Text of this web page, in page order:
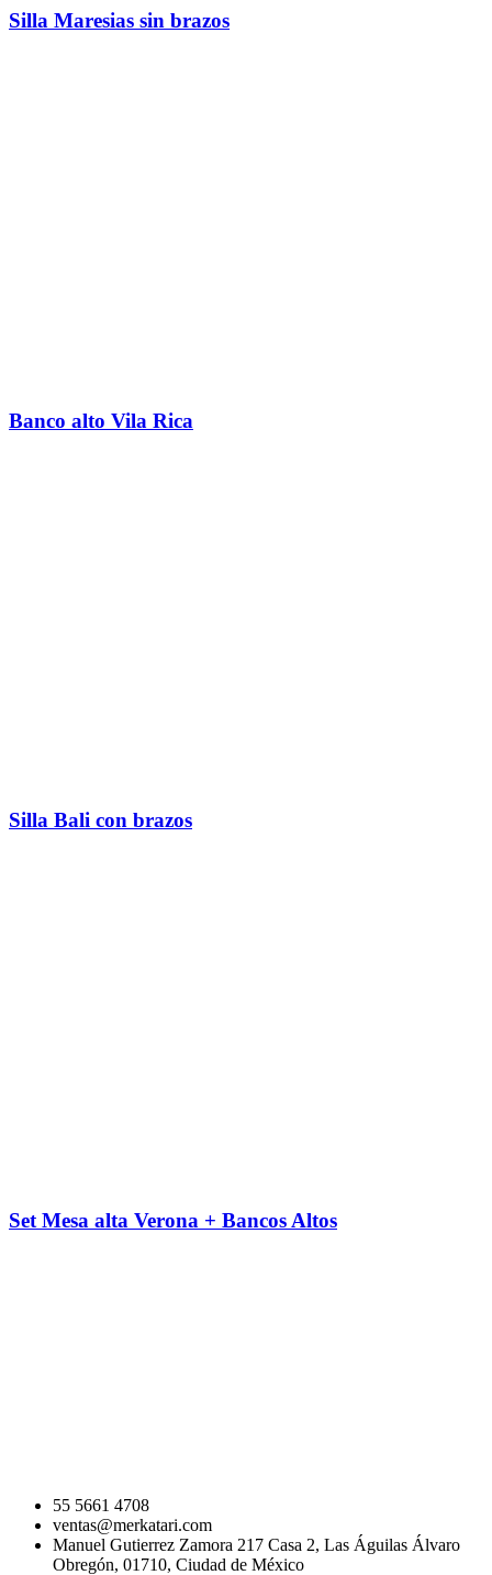
Silla Maresias sin brazos
Banco alto Vila Rica
Silla Bali con brazos
Set Mesa alta Verona + Bancos Altos
55 5661 4708
ventas@merkatari.com
Manuel Gutierrez Zamora 217 Casa 2, Las Águilas Álvaro
Obregón, 01710, Ciudad de México